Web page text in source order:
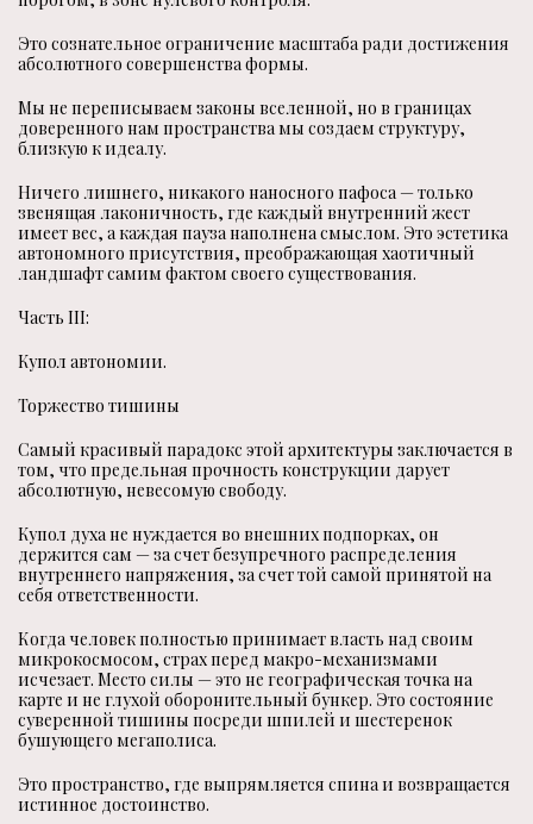
Это сознательное ограничение масштаба ради достижения
абсолютного совершенства формы.
Мы не переписываем законы вселенной, но в границах
доверенного нам пространства мы создаем структуру,
близкую к идеалу.
Ничего лишнего, никакого наносного пафоса — только
звенящая лаконичность, где каждый внутренний жест
имеет вес, а каждая пауза наполнена смыслом. Это эстетика
автономного присутствия, преображающая хаотичный
ландшафт самим фактом своего существования.
Часть III:
Купол автономии.
Торжество тишины
Самый красивый парадокс этой архитектуры заключается в
том, что предельная прочность конструкции дарует
абсолютную, невесомую свободу.
Купол духа не нуждается во внешних подпорках, он
держится сам — за счет безупречного распределения
внутреннего напряжения, за счет той самой принятой на
себя ответственности.
Когда человек полностью принимает власть над своим
микрокосмосом, страх перед макро-механизмами
исчезает. Место силы — это не географическая точка на
карте и не глухой оборонительный бункер. Это состояние
суверенной тишины посреди шпилей и шестеренок
бушующего мегаполиса.
Это пространство, где выпрямляется спина и возвращается
истинное достоинство.